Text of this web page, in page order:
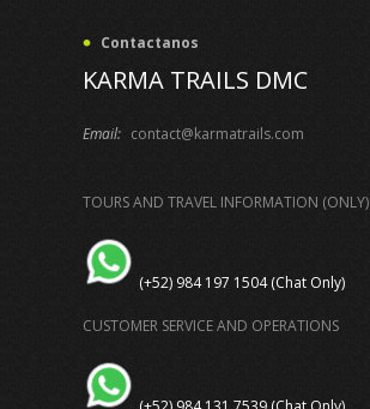
Contactanos
KARMA TRAILS DMC
Email: contact@karmatrails.com
TOURS AND TRAVEL INFORMATION (ONLY)
(+52) 984 197 1504 (Chat Only)
CUSTOMER SERVICE AND OPERATIONS